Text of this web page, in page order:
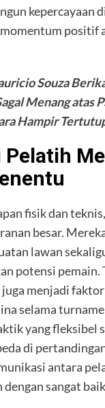
kepercayaan
positif
Souza
Menang atas
Hampir
Pelatih
fisik dan
besar.
lawan
potensi pemain.
menjadi
selama
yang fleksibel
di
antara
sangat